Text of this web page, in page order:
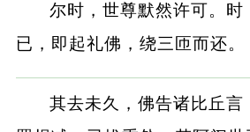
尔时，世尊默然许可。
已，即起礼佛，绕三匝而还。
其去未久，佛告诸比丘言